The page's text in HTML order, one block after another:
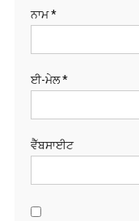
*
ਈ-ਮੇਲ *
ਵੈੱਬਸਾਈਟ